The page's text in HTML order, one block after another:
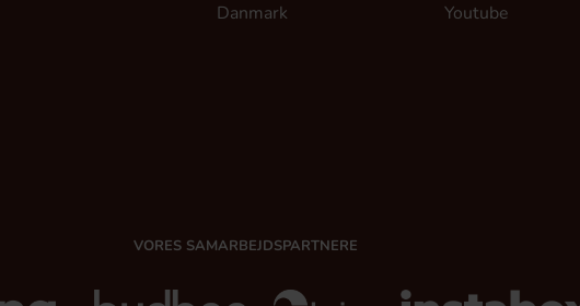
Danmark Youtube
VORES SAMARBEJDSPARTNERE